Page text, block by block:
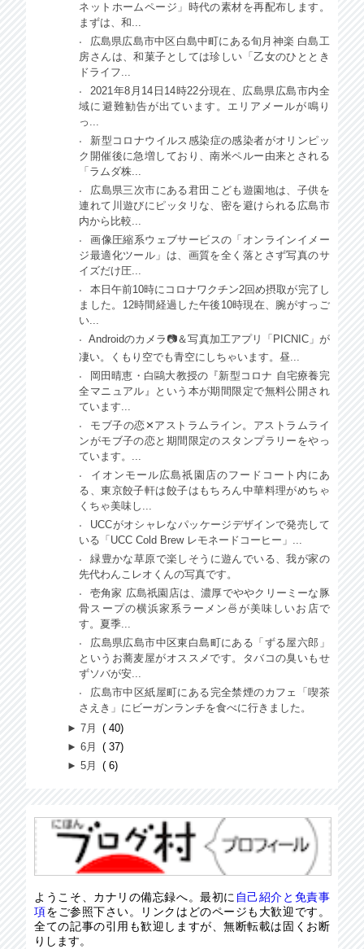
ネットホームページ」時代の素材を再配布します。
まずは、和...
広島県広島市中区白島中町にある旬月神楽 白島工
房さんは、和菓子としては珍しい「乙女のひととき
ドライフ...
2021年8月14日14時22分現在、広島県広島市内全
域に避難勧告が出ています。エリアメールが鳴り
っ...
新型コロナウイルス感染症の感染者がオリンピッ
ク開催後に急増しており、南米ペルー由来とされる
「ラムダ株...
広島県三次市にある君田こども遊園地は、子供を
連れて川遊びにピッタリな、密を避けられる広島市
内から比較...
画像圧縮系ウェブサービスの「オンラインイメー
ジ最適化ツール」は、画質を全く落とさず写真のサ
イズだけ圧...
本日午前10時にコロナワクチン2回め摂取が完了し
ました。12時間経過した午後10時現在、腕がすっご
い...
Androidのカメラ📷＆写真加工アプリ「PICNIC」が
凄い。くもり空でも青空にしちゃいます。昼...
岡田晴恵・白鷗大教授の『新型コロナ 自宅療養完
全マニュアル』という本が期間限定で無料公開され
ています...
モブ子の恋✕アストラムライン。アストラムライ
ンがモブ子の恋と期間限定のスタンプラリーをやっ
ています。...
イオンモール広島祇園店のフードコート内にあ
る、東京餃子軒は餃子はもちろん中華料理がめちゃ
くちゃ美味し...
UCCがオシャレなパッケージデザインで発売して
いる「UCC Cold Brew レモネードコーヒー」...
緑豊かな草原で楽しそうに遊んでいる、我が家の
先代わんこレオくんの写真です。
壱角家 広島祇園店は、濃厚でややクリーミーな豚
骨スープの横浜家系ラーメン🍜が美味しいお店で
す。夏季...
広島県広島市中区東白島町にある「ずる屋六郎」
というお蕎麦屋がオススメです。タバコの臭いもせ
ずソバが安...
広島市中区紙屋町にある完全禁煙のカフェ「喫茶
さえき」にビーガンランチを食べに行きました。
►7月
40
►6月
37
►5月 6
ようこそ、カナリの備忘録へ。最初に 自己紹介と免責事
項をご参照下さい。リンクはどのページも大歓迎です。
全ての記事の引用も歓迎しますが、無断転載は固くお断
りします。